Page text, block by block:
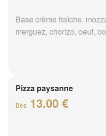
Base crème fraîche,
merguez, chorizo, oeuf,
Pizza paysanne
Dès 13.00 €